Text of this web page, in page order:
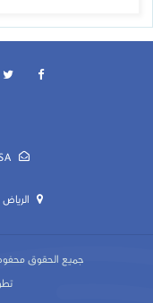
جميع الحقوق